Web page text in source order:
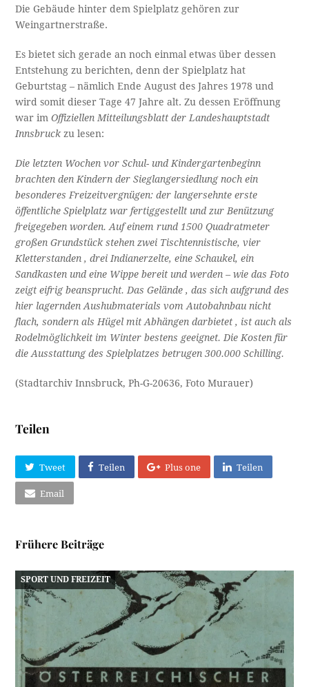
Die Gebäude hinter dem Spielplatz gehören zur
Weingartnerstraße.
Es bietet sich gerade an noch einmal etwas über dessen
Entstehung zu berichten, denn der Spielplatz hat
Geburtstag – nämlich Ende August des Jahres 1978 und
wird somit dieser Tage 47 Jahre alt. Zu dessen Eröffnung
war imOffiziellen Mitteilungsblatt der Landeshauptstadt
Innsbruckzu lesen:
Die letzten Wochen vor Schul- und Kindergartenbeginn
brachten den Kindern der Sieglangersiedlung noch ein
besonderes Freizeitvergnügen: der langersehnte erste
öffentliche Spielplatz war fertiggestellt und zur Benützung
freigegeben worden. Auf einem rund 1500 Quadratmeter
großen Grundstück stehen zwei Tischtennistische, vier
Kletterstanden , drei Indianerzelte, eine Schaukel, ein
Sandkasten und eine Wippe bereit und werden – wie das Foto
zeigt eifrig beansprucht. Das Gelände , das sich aufgrund des
hier lagernden Aushubmaterials vom Autobahnbau nicht
flach, sondern als Hügel mit Abhängen darbietet , ist auch als
Rodelmöglichkeit im Winter bestens geeignet. Die Kosten für
die Ausstattung des Spielplatzes betrugen 300.000 Schilling.
(Stadtarchiv Innsbruck, Ph-G-20636, Foto Murauer)
Teilen
Tweet Teilen Plus one Teilen
Email
Frühere Beiträge
SPORT UND FREIZEIT